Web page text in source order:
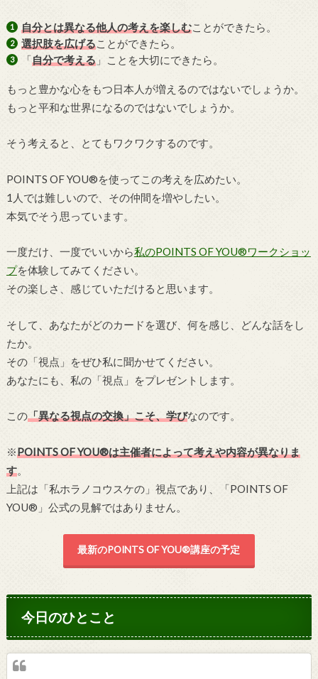
自分とは異なる他人の考えを楽しむことができたら。
選択肢を広げることができたら。
「自分で考える 」ことを大切にできたら。
もっと豊かな心をもつ日本人が増えるのではないでしょうか。
もっと平和な世界になるのではないでしょうか。
そう考えると、とてもワクワクするのです。
POINTS OF YOU®を使ってこの考えを広めたい。
1人では難しいので、その仲間を増やしたい。
本気でそう思っています。
一度だけ、一度でいいから私のPOINTS OF YOU®ワークショッ
プを体験してみてください。
その楽しさ、感じていただけると思います。
そして、あなたがどのカードを選び、何を感じ、どんな話をし
たか。
その「視点」をぜひ私に聞かせてください。
あなたにも、私の「視点」をプレゼントします。
この「異なる視点の交換」こそ、学びなのです。
※POINTS OF YOU®は主催者によって考えや内容が異なりま
す。
上記は「私ホラノコウスケの」視点であり、「POINTS OF
YOU®」公式の見解ではありません。
最新のPOINTS OF YOU®講座の予定
今日のひとこと